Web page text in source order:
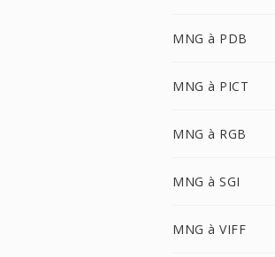
MNG à PDB
MNG à PICT
MNG à RGB
MNG à SGI
MNG à VIFF